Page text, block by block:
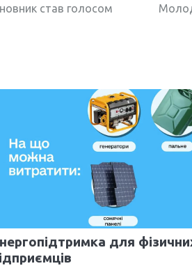
став голосом
для